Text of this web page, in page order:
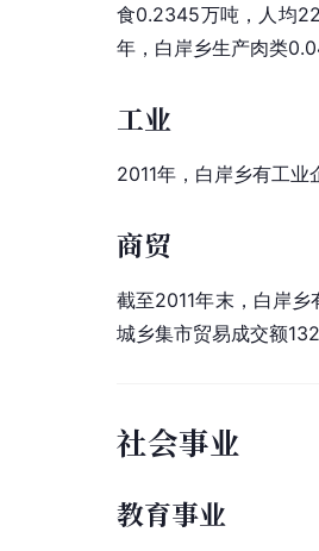
食0.2345万吨，人均
年，白岸乡生产肉类
工业
2011年，白岸乡有工
商贸
截至2011年末，白岸
城乡集市贸易成交额
社会事业
教育事业